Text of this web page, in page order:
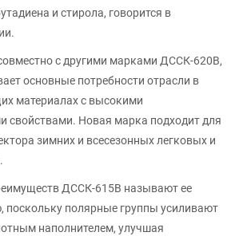
и стирола, говорится в
с другими марками ДССК-620В,
основные потребности отрасли в
материалах с высокими
свойствами. Новая марка подходит для
зимних и всесезонных легковых и
ДССК-615В называют ее
поскольку полярные группы усиливают
наполнителем, улучшая